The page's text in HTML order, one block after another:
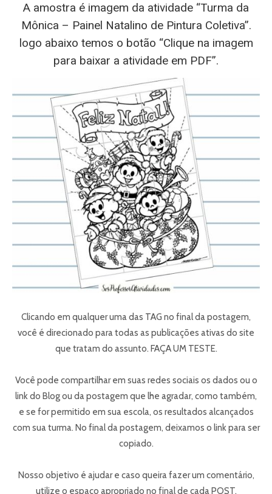
A amostra é imagem da atividade “Turma da
Mônica – Painel Natalino de Pintura Coletiva”.
logo abaixo temos o botão “Clique na imagem
para baixar a atividade em PDF”.
Clicando em qualquer uma das TAG no final da postagem,
você é direcionado para todas as publicações ativas do site
que tratam do assunto. FAÇA UM TESTE.
Você pode compartilhar em suas redes sociais os dados ou o
link do Blog ou da postagem que lhe agradar, como também,
e se for permitido em sua escola, os resultados alcançados
com sua turma. No final da postagem, deixamos o link para ser
copiado.
Nosso objetivo é ajudar e caso queira fazer um comentário,
utilize o espaço apropriado no final de cada POST.